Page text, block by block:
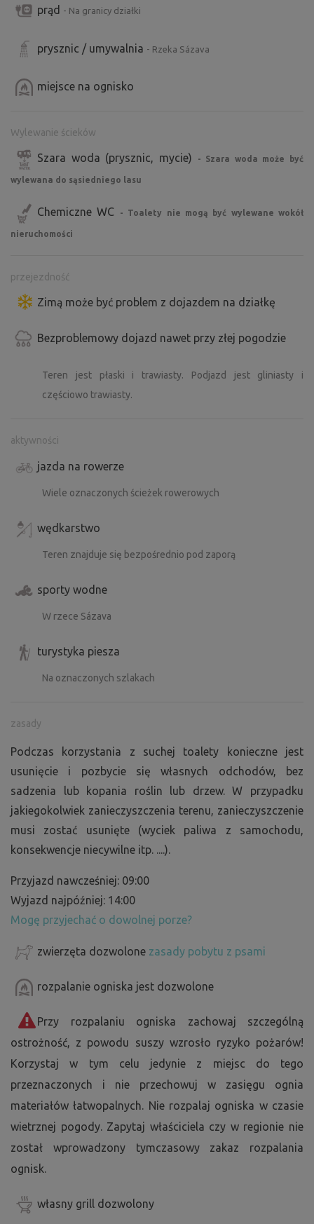
prąd - Na granicy działki
prysznic / umywalnia - Rzeka Sázava
miejsce na ognisko
Wylewanie ścieków
Szara woda (prysznic, mycie) - Szara woda może być
wylewana do sąsiedniego lasu
Chemiczne WC - Toalety nie mogą być wylewane wokół
nieruchomości
przejezdność
Zimą może być problem z dojazdem na działkę
Bezproblemowy dojazd nawet przy złej pogodzie
Teren jest płaski i trawiasty. Podjazd jest gliniasty i
częściowo trawiasty.
aktywności
jazda na rowerze
Wiele oznaczonych ścieżek rowerowych
wędkarstwo
Teren znajduje się bezpośrednio pod zaporą
sporty wodne
W rzece Sázava
turystyka piesza
Na oznaczonych szlakach
zasady
Podczas korzystania z suchej toalety konieczne jest
usunięcie i pozbycie się własnych odchodów, bez
sadzenia lub kopania roślin lub drzew. W przypadku
jakiegokolwiek zanieczyszczenia terenu, zanieczyszczenie
musi zostać usunięte (wyciek paliwa z samochodu,
konsekwencje niecywilne itp. ....).
Przyjazd nawcześniej: 09:00
Wyjazd najpóźniej: 14:00
Mogę przyjechać o dowolnej porze?
zwierzęta dozwolone zasady pobytu z psami
rozpalanie ogniska jest dozwolone
Przy rozpalaniu ogniska zachowaj szczególną
ostrożność, z powodu suszy wzrosło ryzyko pożarów!
Korzystaj w tym celu jedynie z miejsc do tego
przeznaczonych i nie przechowuj w zasięgu ognia
materiałów łatwopalnych. Nie rozpalaj ogniska w czasie
wietrznej pogody. Zapytaj właściciela czy w regionie nie
został wprowadzony tymczasowy zakaz rozpalania
ognisk.
własny grill dozwolony